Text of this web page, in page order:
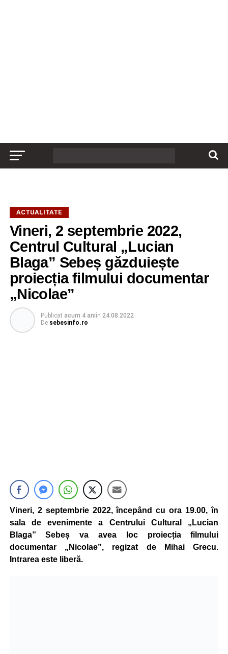
ACTUALITATE
Vineri, 2 septembrie 2022,
Centrul Cultural „Lucian
Blaga” Sebeș găzduiește
proiecția filmului documentar
„Nicolae”
Publicat acum 4 aniîn 24.08.2022
De sebesinfo.ro
Vineri, 2 septembrie 2022, începând cu ora 19.00, în
sala de evenimente a Centrului Cultural „Lucian
Blaga” Sebeș va avea loc proiecția filmului
documentar „Nicolae”, regizat de Mihai Grecu.
Intrarea este liberă.